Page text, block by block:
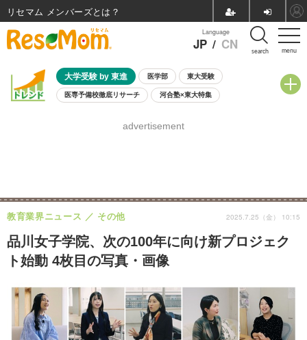
menu
Language
JP / CN search
大学受験 by 東進 医学部 東大受験
医専予備校徹底リサーチ 河合塾×東大特集
8月開催学校説明会・相談会
advertisement
品川女子学院、次の100年に向け新プロジェク
ト始動 4枚目の写真・画像
教育業界ニュース その他 2025.7.25（金） 10:15
リセマム メンバーズ